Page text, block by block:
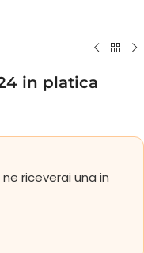
in platica
riceverai una in